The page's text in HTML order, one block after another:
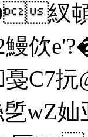
紁
佽
C7抏
wZ奾